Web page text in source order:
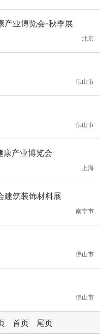
产业博览会-秋季展
北京
佛山市
佛山市
产业博览会
上海
筑装饰材料展
南宁市
佛山市
佛山市
首页 尾页